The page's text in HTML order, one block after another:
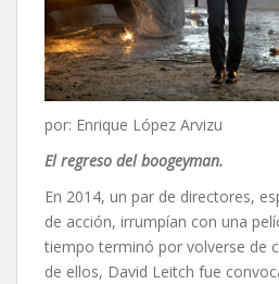
por: Enrique López Arvizu
El regreso del boogeyman.
En 2014, un par de directores,
de acción, irrumpían con una
tiempo terminó por volverse de
de ellos, David Leitch fue